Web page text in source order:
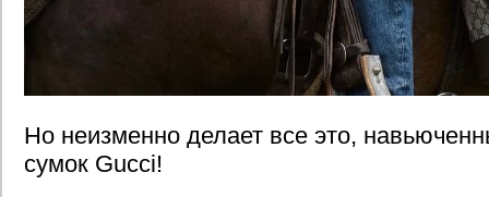
Но неизменно делает все это,
сумок Gucci!